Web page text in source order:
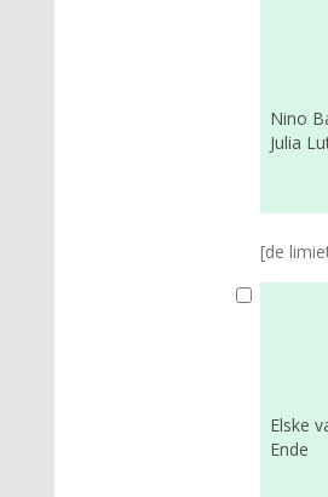
Nino
Julia
[de
Elske
Ende